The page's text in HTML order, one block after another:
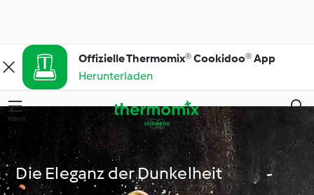
Offizielle Thermomix® Cookidoo® App
Herunterladen
Menü
Die Eleganz der Dunkelheit